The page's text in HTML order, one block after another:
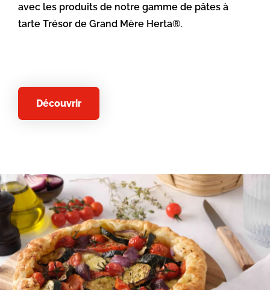
avec les produits de notre gamme de pâtes à
tarte Trésor de Grand Mère Herta®.
Découvrir